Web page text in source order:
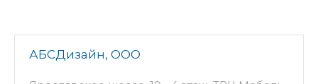
АБСДизайн, ООО